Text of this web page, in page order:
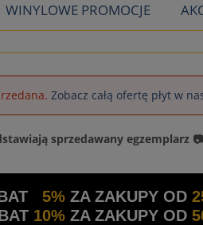
WINYLOWE PROMOCJE
Zobacz całą ofertę płyt w
sprzedawany egzemplarz 📷
5% ZA ZAKUPY OD
10%ZA ZAKUPY OD